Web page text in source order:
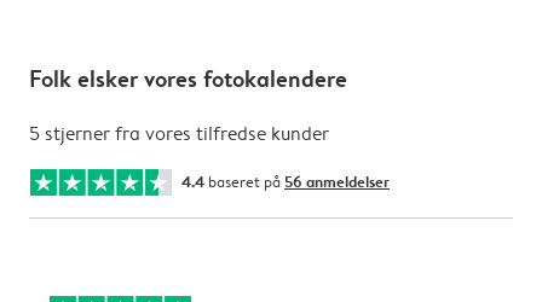
Folk elsker vores fotokalendere
5 stjerner fra vores tilfredse kunder
4.4 baseret på 56 anmeldelser